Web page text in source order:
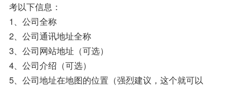
考以下信息：
1、公司全称
2、公司通讯地址全称
3、公司网站地址（可选）
4、公司介绍（可选）
5、公司地址在地图的位置（强烈建议，这个就可以